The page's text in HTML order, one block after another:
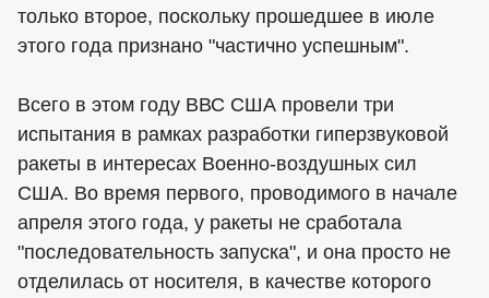
только второе, поскольку прошедшее в июле
этого года признано "частично успешным".
Всего в этом году ВВС США провели три
испытания в рамках разработки гиперзвуковой
ракеты в интересах Военно-воздушных сил
США. Во время первого, проводимого в начале
апреля этого года, у ракеты не сработала
"последовательность запуска", и она просто не
отделилась от носителя, в качестве которого